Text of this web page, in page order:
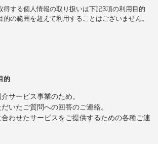
得する個人情報の取り扱いは下記3項の利用目的
の範囲を超えて利用することはございません。
的
サービス事業のため。
いたご質問への回答のご連絡。
合わせたサービスをご提供するための各種ご連